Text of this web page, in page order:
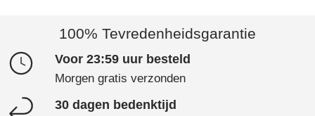
100% Tevredenheidsgarantie
Voor 23:59 uur besteld
Morgen gratis verzonden
30 dagen bedenktijd